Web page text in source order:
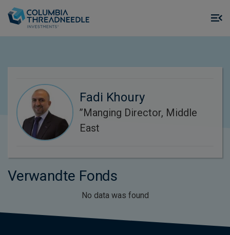
Fadi Khoury
’’Manging Director, Middle
East
Verwandte Fonds
No data was found